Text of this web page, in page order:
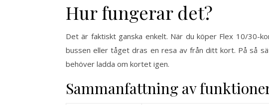
Hur fungerar det?
Det är faktiskt ganska enkelt. När du köper Flex 10/30-
bussen eller tåget dras en resa av från ditt kort. På så
behöver ladda om kortet igen.
Sammanfattning av